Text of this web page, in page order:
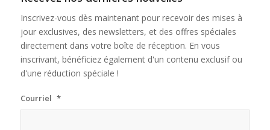
Inscrivez-vous dès maintenant pour recevoir des mises à
jour exclusives, des newsletters, et des offres spéciales
directement dans votre boîte de réception. En vous
inscrivant, bénéficiez également d'un contenu exclusif ou
d'une réduction spéciale !
Courriel *